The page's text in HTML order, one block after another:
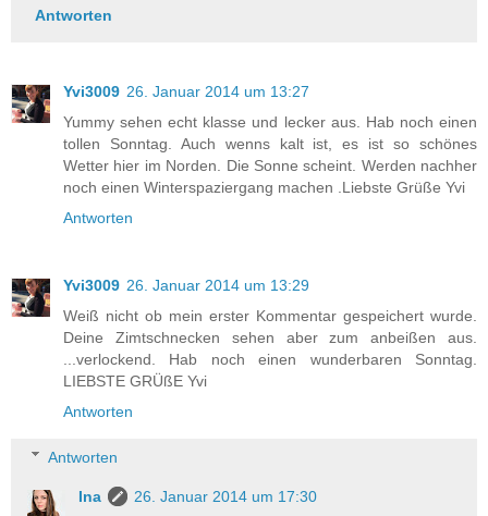
Antworten
Yvi3009 26. Januar 2014 um 13:27
Yummy sehen echt klasse und lecker aus. Hab noch einen
tollen Sonntag. Auch wenns kalt ist, es ist so schönes
Wetter hier im Norden. Die Sonne scheint. Werden nachher
noch einen Winterspaziergang machen .Liebste Grüße Yvi
Antworten
Yvi3009 26. Januar 2014 um 13:29
Weiß nicht ob mein erster Kommentar gespeichert wurde.
Deine Zimtschnecken sehen aber zum anbeißen aus.
...verlockend. Hab noch einen wunderbaren Sonntag.
LIEBSTE GRÜßE Yvi
Antworten
Antworten
Ina
26. Januar 2014 um 17:30